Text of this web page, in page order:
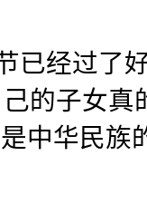
已经过了
的子女
中华民